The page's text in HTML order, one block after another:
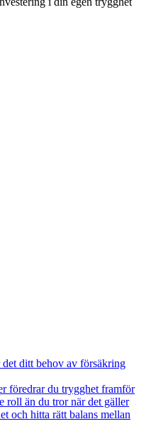
ditt behov av försäkring
föredrar du trygghet framför
roll än du tror när det gäller
och hitta rätt balans mellan